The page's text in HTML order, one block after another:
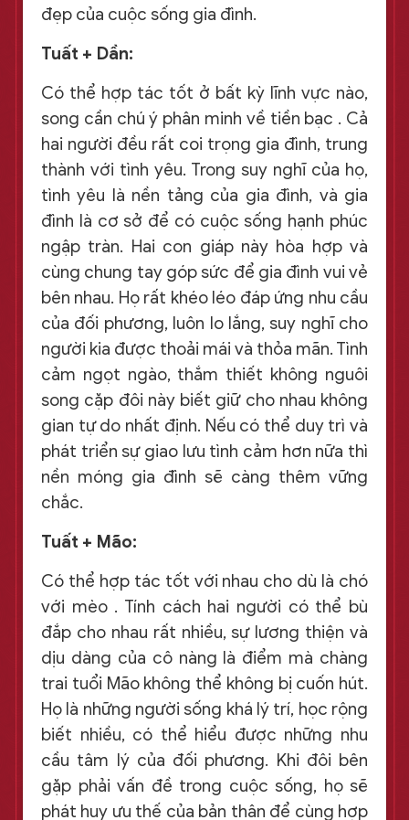
đẹp của cuộc sống gia đình.
Tuất + Dần:
Có thể hợp tác tốt ở bất kỳ lĩnh vực nào,
song cần chú ý phân minh về tiền bạc . Cả
hai người đều rất coi trọng gia đình, trung
thành với tình yêu. Trong suy nghĩ của họ,
tình yêu là nền tảng của gia đình, và gia
đình là cơ sở để có cuộc sống hạnh phúc
ngập tràn. Hai con giáp này hòa hợp và
cùng chung tay góp sức để gia đình vui vẻ
bên nhau. Họ rất khéo léo đáp ứng nhu cầu
của đối phương, luôn lo lắng, suy nghĩ cho
người kia được thoải mái và thỏa mãn. Tình
cảm ngọt ngào, thắm thiết không nguôi
song cặp đôi này biết giữ cho nhau không
gian tự do nhất định. Nếu có thể duy trì và
phát triển sự giao lưu tình cảm hơn nữa thì
nền móng gia đình sẽ càng thêm vững
chắc.
Tuất + Mão:
Có thể hợp tác tốt với nhau cho dù là chó
với mèo . Tính cách hai người có thể bù
đắp cho nhau rất nhiều, sự lương thiện và
dịu dàng của cô nàng là điểm mà chàng
trai tuổi Mão không thể không bị cuốn hút.
Họ là những người sống khá lý trí, học rộng
biết nhiều, có thể hiểu được những nhu
cầu tâm lý của đối phương. Khi đôi bên
gặp phải vấn đề trong cuộc sống, họ sẽ
phát huy ưu thế của bản thân để cùng hợp